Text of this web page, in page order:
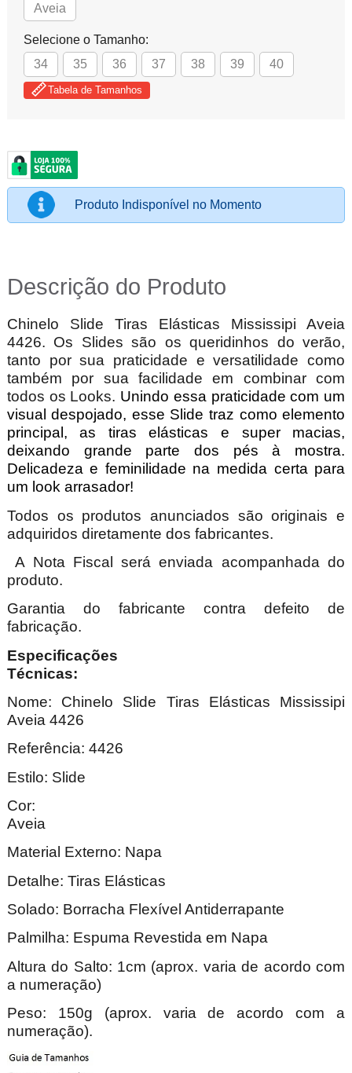
Aveia
Selecione o Tamanho:
34
35 36 37 38 39 40
Tabela de Tamanhos
Produto Indisponível no Momento
Descrição do Produto
Chinelo Slide Tiras Elásticas Mississipi Aveia
4426. Os Slides são os queridinhos do verão,
tanto por sua praticidade e versatilidade como
também por sua facilidade em combinar com
todos os Looks. Unindo essa praticidade com um
visual despojado, esse Slide traz como elemento
principal, as tiras elásticas e super macias,
deixando grande parte dos pés à mostra.
Delicadeza e feminilidade na medida certa para
um look arrasador!
Todos os produtos anunciados são originais e
adquiridos diretamente dos fabricantes.
A Nota Fiscal será enviada acompanhada do
produto.
Garantia do fabricante contra defeito de
fabricação.
Especificações
Nome: Chinelo Slide Tiras Elásticas Mississipi
Aveia 4426
Referência: 4426
Estilo: Slide
Cor:
Material Externo: Napa
Detalhe: Tiras Elásticas
Solado: Borracha Flexível Antiderrapante
Palmilha: Espuma Revestida em Napa
Altura do Salto: 1cm (aprox. varia de acordo com
a numeração)
Peso: 150g (aprox. varia de acordo com a
numeração).